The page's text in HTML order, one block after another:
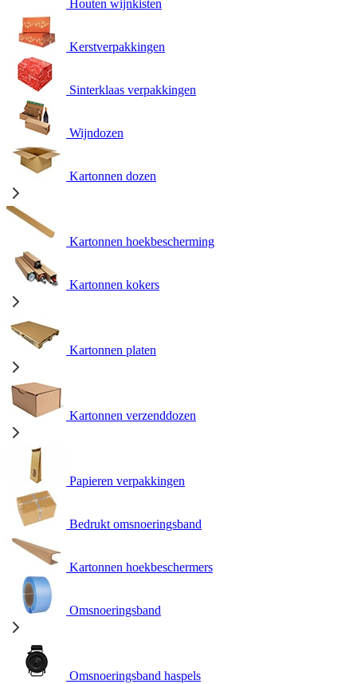
Houten wijnkisten
Kerstverpakkingen
Sinterklaas verpakkingen
Wijndozen
Kartonnen dozen
Kartonnen hoekbescherming
Kartonnen kokers
Kartonnen platen
Kartonnen verzenddozen
Papieren verpakkingen
Bedrukt omsnoeringsband
Kartonnen hoekbeschermers
Omsnoeringsband
Omsnoeringsband haspels